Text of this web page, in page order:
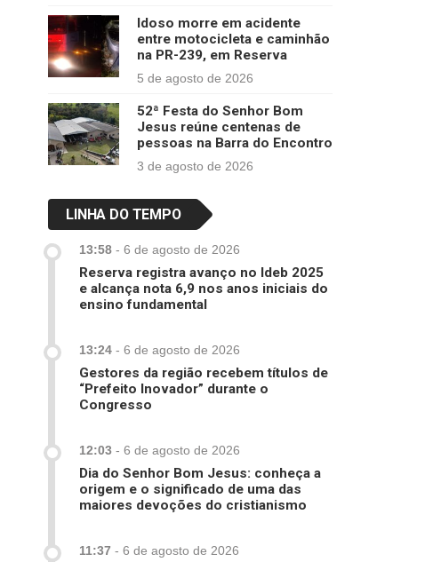
Idoso morre em acidente
entre motocicleta e caminhão
na PR-239, em Reserva
5 de agosto de 2026
52ª Festa do Senhor Bom
Jesus reúne centenas de
pessoas na Barra do Encontro
3 de agosto de 2026
LINHA DO TEMPO
13:58 - 6 de agosto de 2026
Reserva registra avanço no Ideb 2025
e alcança nota 6,9 nos anos iniciais do
ensino fundamental
13:24 - 6 de agosto de 2026
Gestores da região recebem títulos de
“Prefeito Inovador” durante o
Congresso
12:03 - 6 de agosto de 2026
Dia do Senhor Bom Jesus: conheça a
origem e o significado de uma das
maiores devoções do cristianismo
11:37 - 6 de agosto de 2026